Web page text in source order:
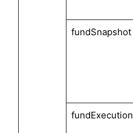
fundSnapshot
fundExecution